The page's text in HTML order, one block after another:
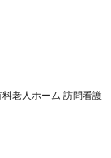
老人ホーム 訪問看護